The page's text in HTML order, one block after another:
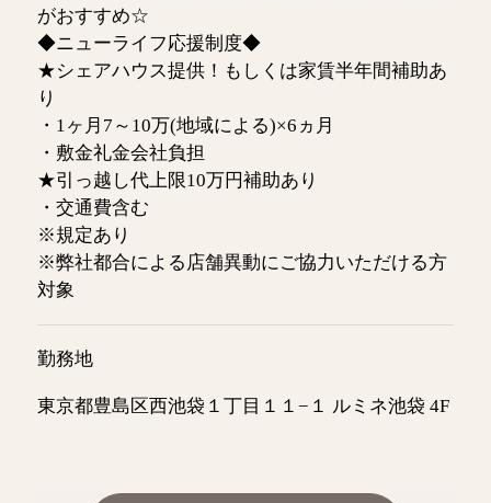
がおすすめ☆
◆ニューライフ応援制度◆
★シェアハウス提供！もしくは家賃半年間補助あ
り
・1ヶ月7～10万(地域による)×6ヵ月
・敷金礼金会社負担
★引っ越し代上限10万円補助あり
・交通費含む
※規定あり
※弊社都合による店舗異動にご協力いただける方
対象
勤務地
東京都豊島区西池袋１丁目１１−１ ルミネ池袋 4F